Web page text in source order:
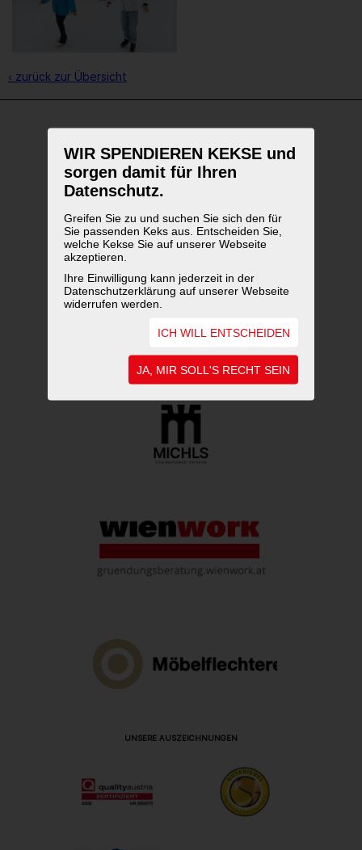
WIR SPENDIEREN KEKSE und
sorgen damit für Ihren
Datenschutz.
Greifen Sie zu und suchen Sie sich den für
Sie passenden Keks aus. Entscheiden Sie,
welche Kekse Sie auf unserer Webseite
akzeptieren.
Ihre Einwilligung kann jederzeit in der
Datenschutzerklärung auf unserer Webseite
widerrufen werden.
ICH WILL ENTSCHEIDEN
JA, MIR SOLL'S RECHT SEIN
‹ zurück zur Übersicht
UNSERE AUSZEICHNUNGEN